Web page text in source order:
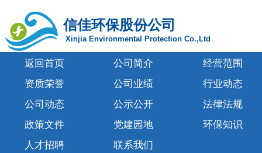
信佳环保股份公司
Xinjia Environmental Protection Co.,Ltd
返回首页 公司简介
经营范围
资质荣誉
公司业绩
行业动态
公司动态
公示公开
法律法规
政策文件
党建园地
环保知识
人才招聘
联系我们